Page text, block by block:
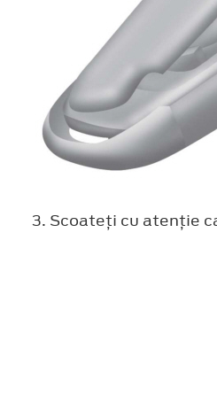
Scoateţi cu atenţie